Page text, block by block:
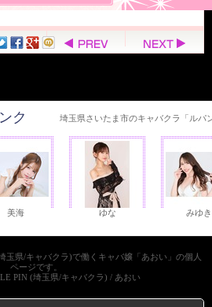
ク 埼玉県さいたま市のキャバクラ「ルパ
美海 ゆな みゆき
玉県/キャバクラ)で働くキャバ嬢「あおい」の個人
ページです。
PIN (埼玉県/キャバクラ) / あおい